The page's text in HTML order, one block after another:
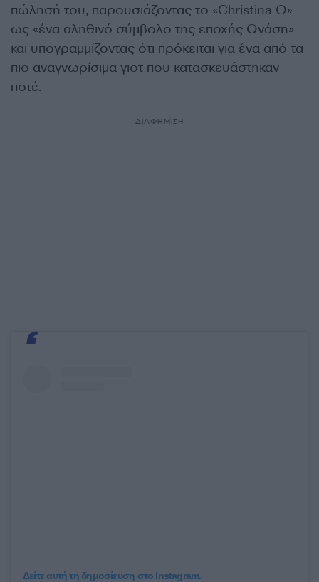
πώλησή του, παρουσιάζοντας το «Christina O»
ως «ένα αληθινό σύμβολο της εποχής Ωνάση»
και υπογραμμίζοντας ότι πρόκειται για ένα από τα
πιο αναγνωρίσιμα γιοτ που κατασκευάστηκαν
ποτέ.
ΔΙΑΦΗΜΙΣΗ
Δείτε αυτή τη δημοσίευση στο Instagram.